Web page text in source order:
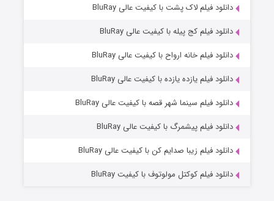
دانلود فیلم لاک پشت با کیفیت عالی BluRay
دانلود فیلم کج‌ پیله با کیفیت عالی BluRay
دانلود فیلم خانه ارواح با کیفیت عالی BluRay
دانلود فیلم یازده یازده با کیفیت عالی BluRay
دانلود فیلم سینما شهر قصه با کیفیت عالی BluRay
دانلود فیلم پیشمرگ با کیفیت عالی BluRay
دانلود فیلم زیبا صدایم کن با کیفیت عالی BluRay
دانلود فیلم کوکتل مولوتوف با کیفیت BluRay